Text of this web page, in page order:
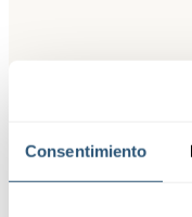
Consentimiento